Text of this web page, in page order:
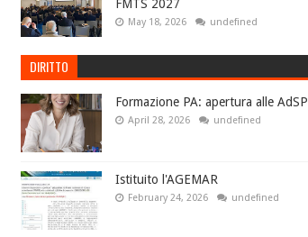
FMTS 2027
May 18, 2026 undefined
DIRITTO
Formazione PA: apertura alle AdSP
April 28, 2026 undefined
Istituito l'AGEMAR
February 24, 2026 undefined